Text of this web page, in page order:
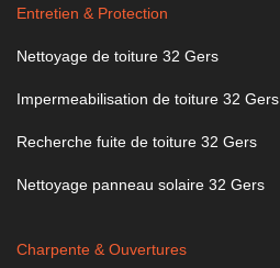
Entretien & Protection
Nettoyage de toiture 32 Gers
Impermeabilisation de toiture 32 Gers
Recherche fuite de toiture 32 Gers
Nettoyage panneau solaire 32 Gers
Charpente & Ouvertures